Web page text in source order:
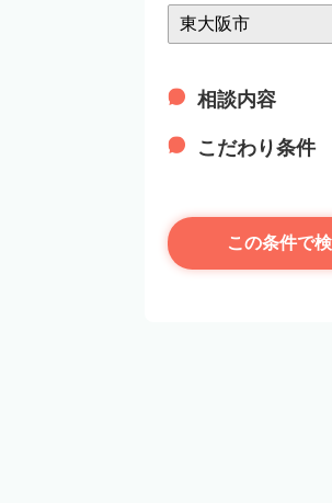
相談内容
こだわり条件
この条件で